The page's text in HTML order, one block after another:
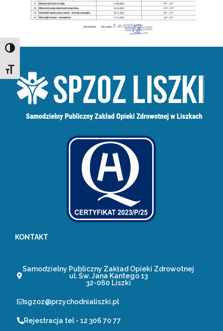
Toggle High Contrast
Toggle Font size
KONTAKT
Samodzielny Publiczny Zakład Opieki Zdrowotnej
ul. Św. Jana Kantego 13
32-060 Liszki
sgzoz@przychodnialiszki.pl
Rejestracja tel - 12 306 70 77